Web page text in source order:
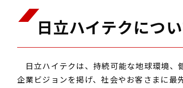
日立ハイテクにつ
日立ハイテクは、持続可能な地球環境、
企業ビジョンを掲げ、社会やお客さまに